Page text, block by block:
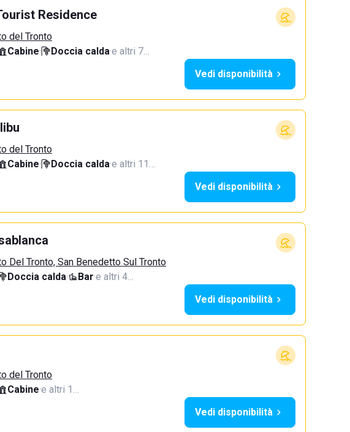
Residence
del Tronto
Cabine· Doccia calda·e altri 7…
Vedi disponibilità
del Tronto
Cabine· Doccia calda·e altri 11…
Vedi disponibilità
Del Tronto, San Benedetto Sul Tronto
Doccia calda· Bar·e altri 4…
Vedi disponibilità
del Tronto
Cabine·e altri 1…
Vedi disponibilità